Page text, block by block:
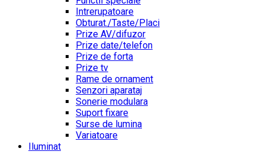
Intrerupatoare
Obturat./Taste/Placi
Prize AV/difuzor
Prize date/telefon
Prize de forta
Prize tv
Rame de ornament
Senzori aparataj
Sonerie modulara
Suport fixare
Surse de lumina
Variatoare
Iluminat